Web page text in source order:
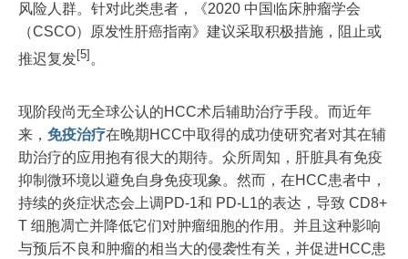
风险人群。针对此类患者，《2020 中国临床肿瘤学会
（CSCO）原发性肝癌指南》建议采取积极措施，阻止或
推迟复发[5] 。
现阶段尚无全球公认的HCC术后辅助治疗手段。而近年
来， 免疫治疗在晚期HCC中取得的成功使研究者对其在辅
助治疗的应用抱有很大的期待。众所周知，肝脏具有免疫
抑制微环境以避免自身免疫现象。然而，在HCC患者中，
持续的炎症状态会上调PD-1和 PD-L1的表达，导致 CD8+
T 细胞凋亡并降低它们对肿瘤细胞的作用。并且这种影响
与预后不良和肿瘤的相当大的侵袭性有关，并促进HCC患